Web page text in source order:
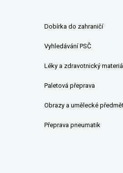
Dobírka do zahraničí
Vyhledávání PSČ
Léky a zdravotnický materiál
Paletová přeprava
Obrazy a umělecké
Přeprava pneumatik